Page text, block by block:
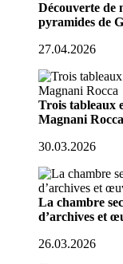
Découverte de
pyramides de
27.04.2026
Trois tableaux
Magnani Rocca
30.03.2026
La chambre
d’archives et
26.03.2026